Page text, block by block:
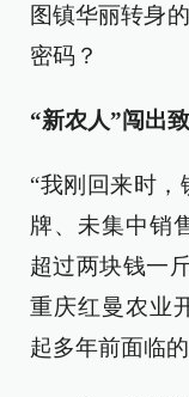
图镇华丽转身
密码？
“新农人”闯出
“我刚回来时
牌、未集中销
超过两块钱一
重庆红曼农业
起多年前面临